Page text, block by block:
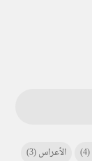
(4) الأعراس(3)